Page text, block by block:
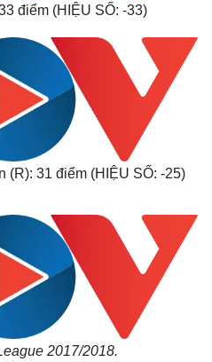
Quân sự - Quốc phòng
Vũ khí
Việt Nam
Phân tích
điểm (HIỆU SỐ: -33)
(R): 31 điểm (HIỆU SỐ: -25)
2017/2018.